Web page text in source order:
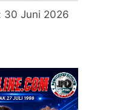
30 Juni 2026